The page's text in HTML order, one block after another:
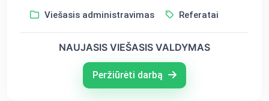
Viešasis administravimas Referatai
NAUJASIS VIEŠASIS VALDYMAS
Peržiūrėti darbą